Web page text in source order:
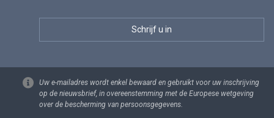
Uw e-mailadres wordt enkel bewaard en gebruikt voor uw inschrijving
op de nieuwsbrief, in overeenstemming met de Europese wetgeving
over de bescherming van persoonsgegevens.